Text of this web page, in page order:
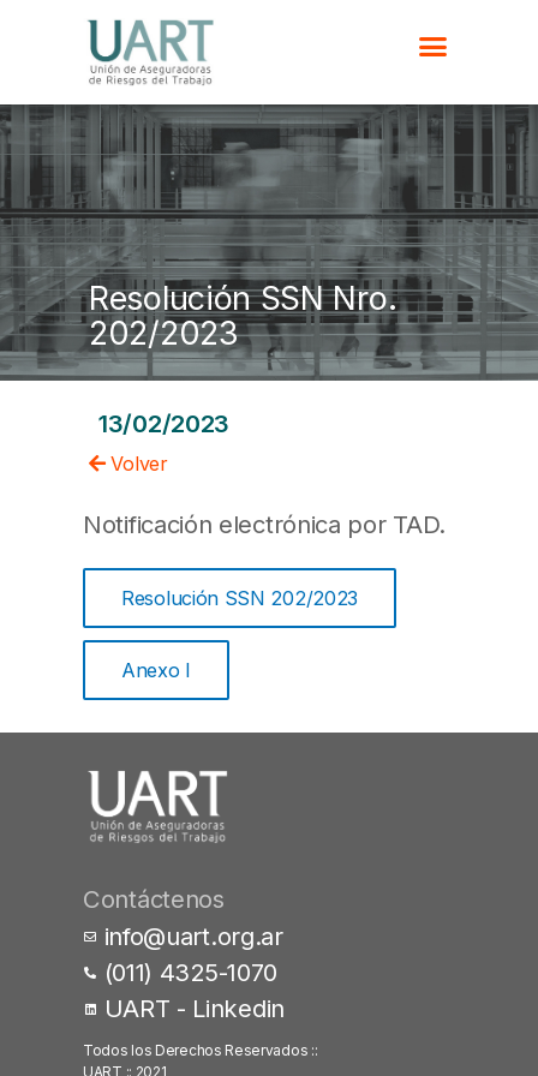
Resolución SSN Nro.
202/2023
13/02/2023
Volver
Notificación electrónica por TAD.
Resolución SSN 202/2023
Anexo I
Contáctenos
info@uart.org.ar
(011) 4325-1070
UART - Linkedin
Todos los Derechos Reservados ::
UART :: 2021